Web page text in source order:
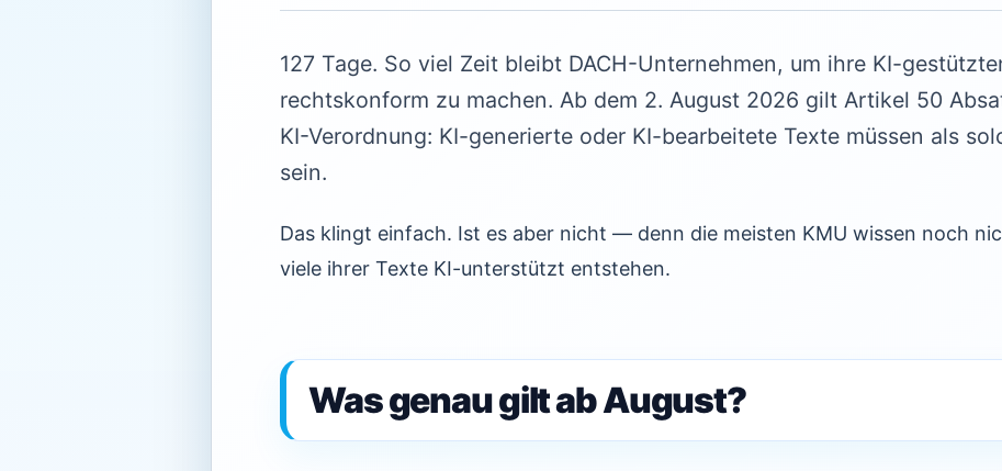
127 Tage. So viel Zeit bleibt DACH-Unternehmen, um ihre KI-
rechtskonform zu machen. Ab dem 2. August 2026 gilt Artikel 50
KI-Verordnung: KI-generierte oder KI-bearbeitete Texte müssen als
sein.
Das klingt einfach. Ist es aber nicht — denn die meisten KMU wissen noch
viele ihrer Texte KI-unterstützt entstehen.
Was genau gilt ab August?